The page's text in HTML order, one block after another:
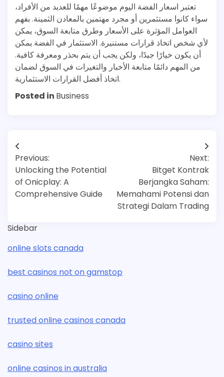
تعتبر اسعار الفضة اليوم موضوعًا مهمًا للعديد من الأفراد،
سواء كانوا مستثمرين أو مجرد مهتمين بالمعادن الثمينة. بفهم
العوامل المؤثرة على الأسعار وطرق متابعة السوق، يمكن
لأي شخص اتخاذ قرارات مستنيرة. الاستثمار في الفضة يمكن
أن يكون خيارًا جيدًا، ولكن يجب أن يتم بحذر ومعرفة كافية.
من المهم دائمًا متابعة الأخبار والتغيرات في السوق لضمان
اتخاذ أفضل القرارات الاستثمارية.
Posted in Business
Post
navigation
Previous:
Unlocking the Potential
of Onicplay: A
Comprehensive Guide
Next:
Bitget Kontrak
Berjangka Saham:
Memahami Potensi dan
Strategi Dalam Trading
Sidebar
online slots canada
best casinos not on gamstop
casino online
trusted online casinos canada
casino sites
online casinos in australia